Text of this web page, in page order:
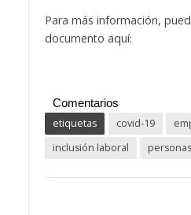
Para más información,
documento aquí:
Comentarios
etiquetas
covid-19
inclusión laboral